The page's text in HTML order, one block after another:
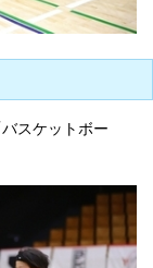
スケットボー